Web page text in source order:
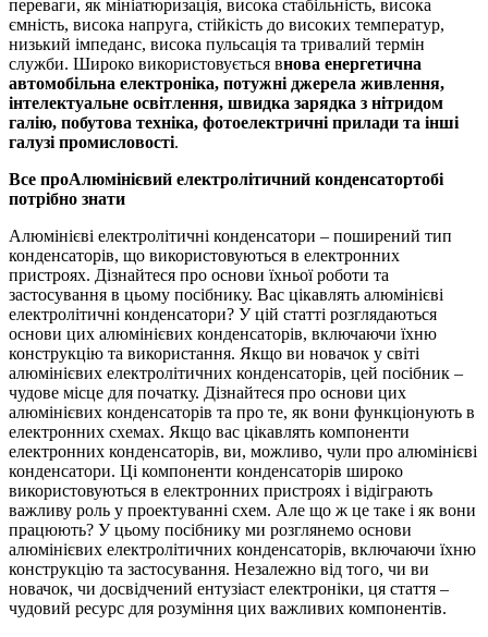
переваги, як мініатюризація, висока стабільність, висока
ємність, висока напруга, стійкість до високих температур,
низький імпеданс, висока пульсація та тривалий термін
служби. Широко використовується внова енергетична
автомобільна електроніка, потужні джерела живлення,
інтелектуальне освітлення, швидка зарядка з нітридом
галію, побутова техніка, фотоелектричні прилади та інші
галузі промисловості.
Все проАлюмінієвий електролітичний конденсатортобі
потрібно знати
Алюмінієві електролітичні конденсатори – поширений тип
конденсаторів, що використовуються в електронних
пристроях. Дізнайтеся про основи їхньої роботи та
застосування в цьому посібнику. Вас цікавлять алюмінієві
електролітичні конденсатори? У цій статті розглядаються
основи цих алюмінієвих конденсаторів, включаючи їхню
конструкцію та використання. Якщо ви новачок у світі
алюмінієвих електролітичних конденсаторів, цей посібник –
чудове місце для початку. Дізнайтеся про основи цих
алюмінієвих конденсаторів та про те, як вони функціонують в
електронних схемах. Якщо вас цікавлять компоненти
електронних конденсаторів, ви, можливо, чули про алюмінієві
конденсатори. Ці компоненти конденсаторів широко
використовуються в електронних пристроях і відіграють
важливу роль у проектуванні схем. Але що ж це таке і як вони
працюють? У цьому посібнику ми розглянемо основи
алюмінієвих електролітичних конденсаторів, включаючи їхню
конструкцію та застосування. Незалежно від того, чи ви
новачок, чи досвідчений ентузіаст електроніки, ця стаття –
чудовий ресурс для розуміння цих важливих компонентів.